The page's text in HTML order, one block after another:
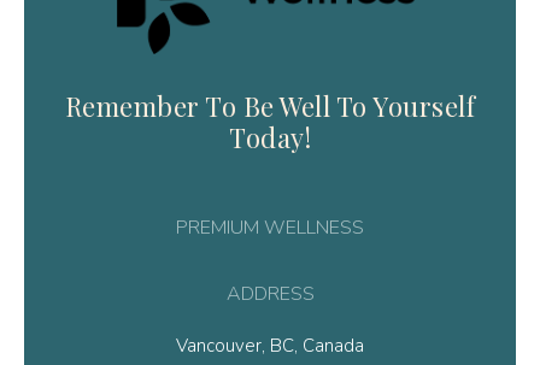
Remember To Be Well To Yourself
Today!
PREMIUM WELLNESS
ADDRESS
Vancouver, BC, Canada